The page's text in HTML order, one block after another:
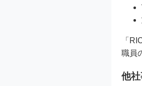
「
職員
他